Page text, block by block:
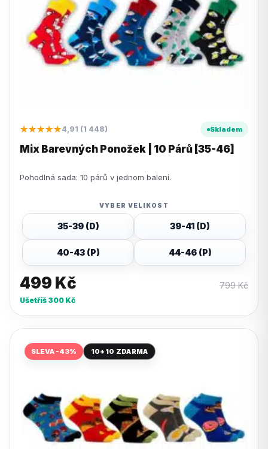
★★★★★4,91 (1 448) Skladem
Mix Barevných Ponožek | 10 Párů [35-46]
Pohodlná sada: 10 párů v jednom balení.
VYBER VELIKOST
35-39 (D) 39-41 (D)
40-43 (P) 44-46 (P)
499 Kč 799Kč
Ušetříš 300 Kč
SLEVA -43% 10+10 ZDARMA